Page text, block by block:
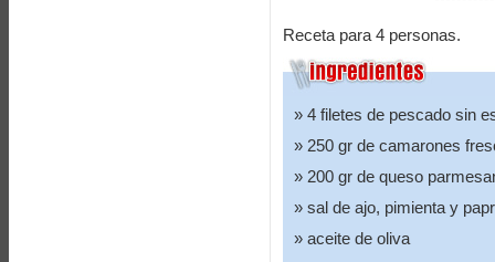
Receta para 4 personas.
4 filetes de pescado sin
250 gr de camarones
200 gr de queso
sal de ajo, pimienta y
aceite de oliva